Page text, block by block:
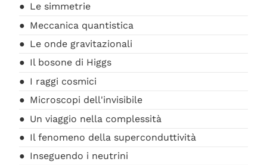
Le simmetrie
Meccanica quantistica
Le onde gravitazionali
Il bosone di Higgs
I raggi cosmici
Microscopi dell'invisibile
Un viaggio nella complessità
Il fenomeno della superconduttività
Inseguendo i neutrini